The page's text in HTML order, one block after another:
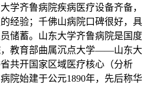
学齐鲁病院疾病医疗设备齐备，
经验；千佛山病院口碑很好，具
储蓄。山东大学齐鲁病院是国度
，教育部曲属沉点大学——山东大
共开国家区域医疗核心（分析
院始建于公元1890年，先后称华